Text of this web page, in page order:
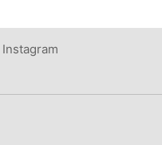
Instagram